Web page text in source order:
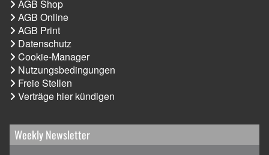
AGB Shop
AGB Online
AGB Print
Datenschutz
Cookie-Manager
Nutzungsbedingungen
Freie Stellen
Verträge hier kündigen
Weekly Newsletter